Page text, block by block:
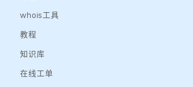
whois工具
教程
知识库
在线工单